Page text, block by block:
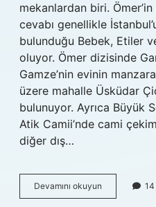
mekanlardan biri.
cevabı genellikle
bulunduğu Bebek, Etiler
oluyor. Ömer dizisinde
Gamze’nin evinin
üzere mahalle Üsküdar
bulunuyor. Ayrıca Büyük
Atik Camii’nde cami
diğer dış…
Devamını okuyun
Dizisi
14